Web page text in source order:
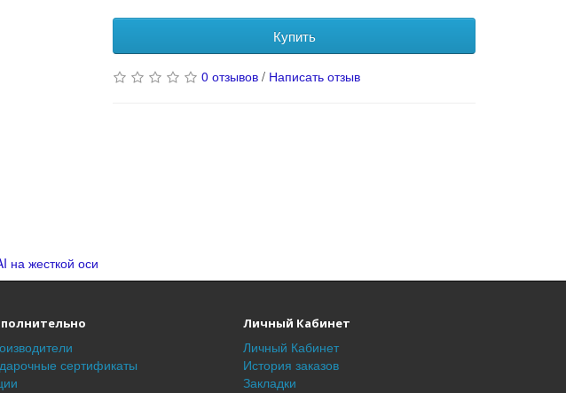
Купить
0 отзывов / Написать отзыв
на жесткой оси
сертификаты
Личный Кабинет
Личный Кабинет
История заказов
Закладки